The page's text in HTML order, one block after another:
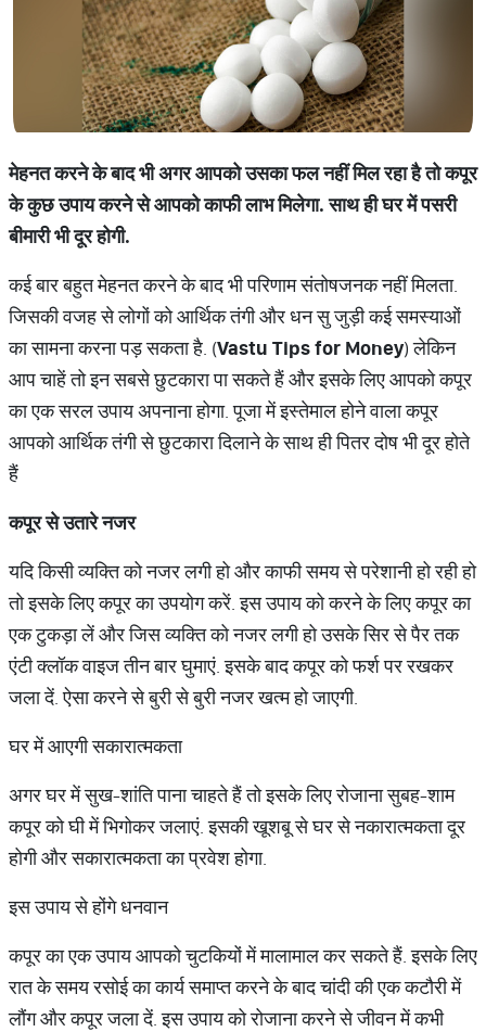
मेहनत करने के बाद भी अगर आपको उसका फल नहीं मिल रहा है तो कपूर
के कुछ उपाय करने से आपको काफी लाभ मिलेगा. साथ ही घर में पसरी
बीमारी भी दूर होगी.
कई बार बहुत मेहनत करने के बाद भी परिणाम संतोषजनक नहीं मिलता.
जिसकी वजह से लोगों को आर्थिक तंगी और धन सु जुड़ी कई समस्याओं
का सामना करना पड़ सकता है. (Vastu Tips for Money) लेकिन
आप चाहें तो इन सबसे छुटकारा पा सकते हैं और इसके लिए आपको कपूर
का एक सरल उपाय अपनाना होगा. पूजा में इस्तेमाल होने वाला कपूर
आपको आर्थिक तंगी से छुटकारा दिलाने के साथ ही पितर दोष भी दूर होते
हैं
कपूर से उतारे नजर
यदि किसी व्यक्ति को नजर लगी हो और काफी समय से परेशानी हो रही हो
तो इसके लिए कपूर का उपयोग करें. इस उपाय को करने के लिए कपूर का
एक टुकड़ा लें और जिस व्यक्ति को नजर लगी हो उसके सिर से पैर तक
एंटी क्लाॅक वाइज तीन बार घुमाएं. इसके बाद कपूर को फर्श पर रखकर
जला दें. ऐसा करने से बुरी से बुरी नजर खत्म हो जाएगी.
घर में आएगी सकारात्मकता
अगर घर में सुख-शांति पाना चाहते हैं तो इसके लिए रोजाना सुबह-शाम
कपूर को घी में भिगोकर जलाएं. इसकी खूशबू से घर से नकारात्मकता दूर
होगी और सकारात्मकता का प्रवेश होगा.
इस उपाय से होंगे धनवान
कपूर का एक उपाय आपको चुटकियों में मालामाल कर सकते हैं. इसके लिए
रात के समय रसोई का कार्य समाप्त करने के बाद चांदी की एक कटौरी में
लौंग और कपूर जला दें. इस उपाय को रोजाना करने से जीवन में कभी